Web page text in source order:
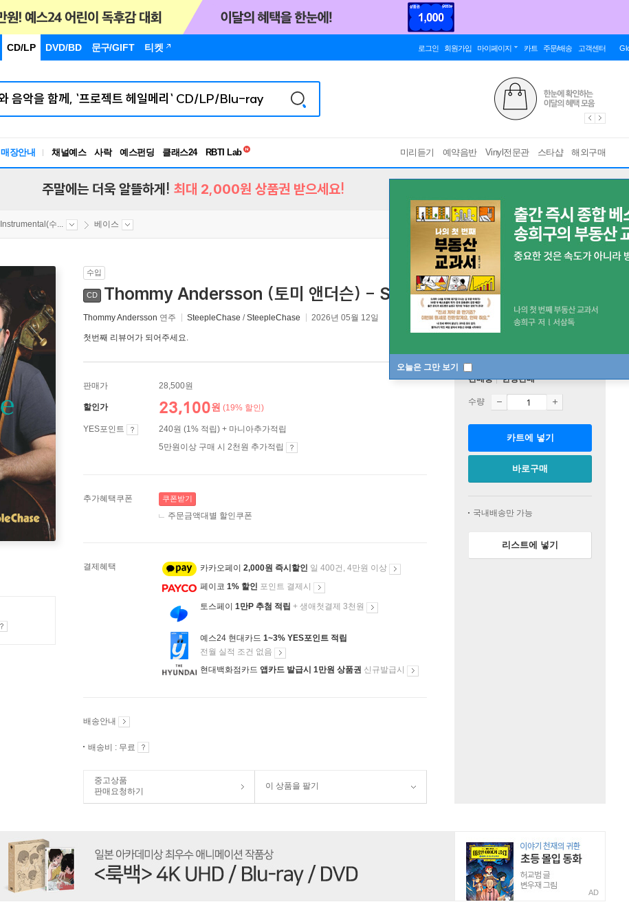
CD/LP DVD/BD 문구/GIFT 티켓 로그인 회원가입 마이페이지 카트 주문/배송 고객센터
매장안내 채널예스 사락 예스펀딩 클래스24
RBTI Lab
독서유형검사
미리듣기 예약음반 Vinyl전문관 스타샵 해외구매
오늘은 그만 보기
주말에는 더욱 알뜰하게! 최대 2,000원 상품권 받으세요!
Instrumental(수... 베이스
수입
CD Thommy Andersson (토미 앤더슨) - Shimmering Blue
Thommy Andersson 연주 SteepleChase /SteepleChase 2026년 05월 12일
첫번째 리뷰어가 되어주세요.
판매가 28,500원
할인가 23,100원 (19% 할인)
YES포인트
240원 (1% 적립) + 마니아추가적립
5만원이상 구매 시 2천원 추가적립
추가혜택쿠폰 쿠폰받기
주문금액대별 할인쿠폰
결제혜택 카카오페이 2,000원 즉시할인 일 400건, 4만원 이상
페이코 1% 할인 포인트 결제시
토스페이 1만P 추첨 적립 + 생애첫결제 3천원
예스24 현대카드 1~3% YES포인트 적립
전월 실적 조건 없음
현대백화점카드 앱카드 발급시 1만원 상품권 신규발급시
배송안내
배송비 : 무료
중고상품
판매요청하기
이 상품을 팔기
판매중 한정판매
수량
카트에 넣기
바로구매
국내배송만 가능
리스트에 넣기
AD